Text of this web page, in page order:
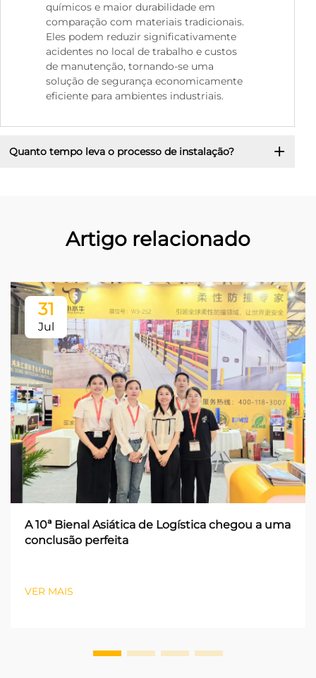
químicos e maior durabilidade em
comparação com materiais tradicionais.
Eles podem reduzir significativamente
acidentes no local de trabalho e custos
de manutenção, tornando-se uma
solução de segurança economicamente
eficiente para ambientes industriais.
Quanto tempo leva o processo de instalação?
Artigo relacionado
31
Jul
A 10ª Bienal Asiática de Logística chegou a uma
conclusão perfeita
VER MAIS